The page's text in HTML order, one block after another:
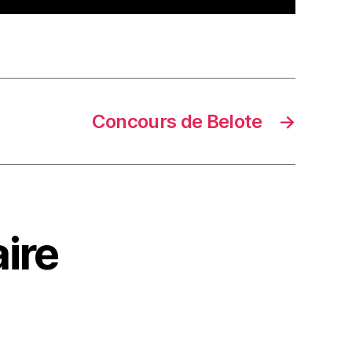
→
Concours de Belote